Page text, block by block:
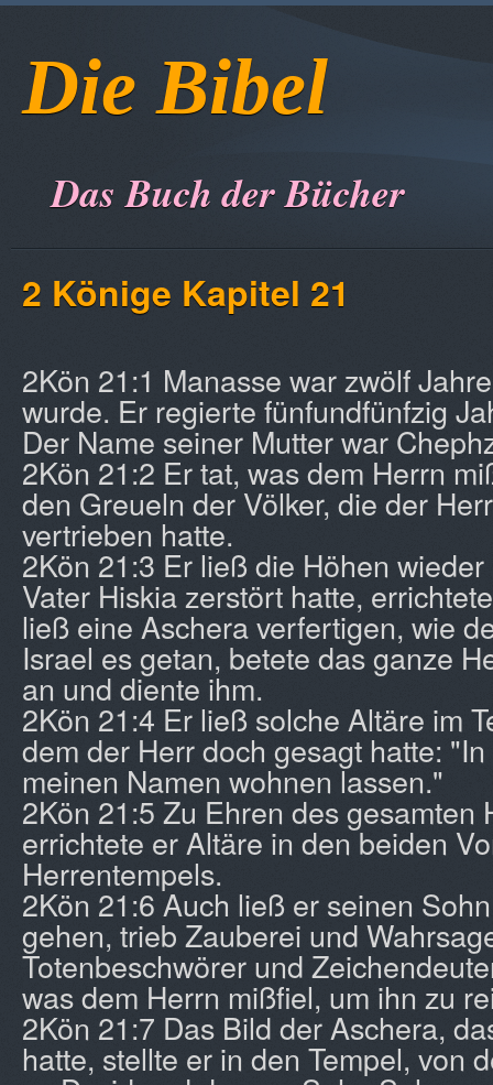
Die Bibel
Das Buch der Bücher
2 Könige Kapitel 21
2Kön 21:1 Manasse war zwölf
wurde. Er regierte fünfundfünfzig
Der Name seiner Mutter war
2Kön 21:2 Er tat, was dem Herrn
den Greueln der Völker, die der
vertrieben hatte.
2Kön 21:3 Er ließ die Höhen
Vater Hiskia zerstört hatte,
ließ eine Aschera verfertigen, wie
Israel es getan, betete das ganze
an und diente ihm.
2Kön 21:4 Er ließ solche Altäre im
dem der Herr doch gesagt hatte:
meinen Namen wohnen lassen."
2Kön 21:5 Zu Ehren des gesamten
errichtete er Altäre in den beiden
Herrentempels.
2Kön 21:6 Auch ließ er seinen
gehen, trieb Zauberei und
Totenbeschwörer und
was dem Herrn mißfiel, um ihn zu
2Kön 21:7 Das Bild der Aschera,
hatte, stellte er in den Tempel, von